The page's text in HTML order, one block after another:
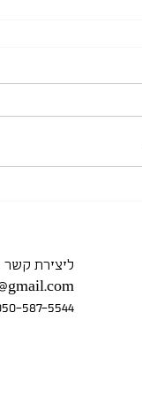
ליצירת קשר
587-5544